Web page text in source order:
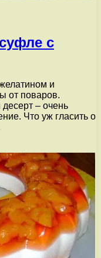
с
и
от поваров.
– очень
Что уж гласить о